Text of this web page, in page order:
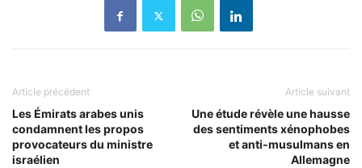
Article précédent
Les Émirats arabes unis
condamnent les propos
provocateurs du ministre
israélien
Article suivant
Une étude révèle une hausse
des sentiments xénophobes
et anti-musulmans en
Allemagne